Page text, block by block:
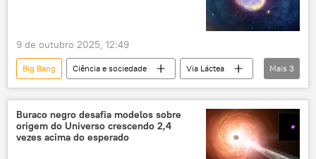
9 de outubro 2025, 12:49
Big Bang Ciência e sociedade
Via Láctea
Universo
Universidade de Chicago
Mais 3
Buraco negro desafia modelos sobre
origem do Universo crescendo 2,4
vezes acima do esperado